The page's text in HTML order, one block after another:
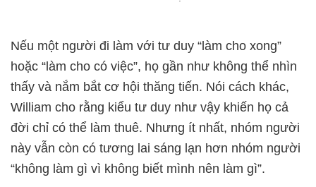
Nếu một người đi làm với tư duy “làm cho xong”
hoặc “làm cho có việc”, họ gần như không thể nhìn
thấy và nắm bắt cơ hội thăng tiến. Nói cách khác,
William cho rằng kiểu tư duy như vậy khiến họ cả
đời chỉ có thể làm thuê. Nhưng ít nhất, nhóm người
này vẫn còn có tương lai sáng lạn hơn nhóm người
“không làm gì vì không biết mình nên làm gì”.